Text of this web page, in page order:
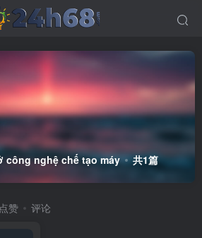
nghệ chế tạo máy 共1篇
点赞 评论